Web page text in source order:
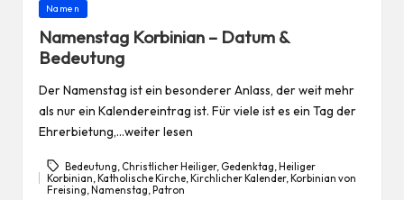
Posted
Namen
Namenstag Korbinian – Datum &
Bedeutung
Der Namenstag ist ein besonderer Anlass, der weit mehr
als nur ein Kalendereintrag ist. Für viele ist es ein Tag der
Ehrerbietung,…weiter lesen
Tags:
Bedeutung Christlicher Heiliger, Gedenktag Heiliger
Korbinian Katholische Kirche, Kirchlicher Kalender, Korbinian von
Freising Namenstag Patron